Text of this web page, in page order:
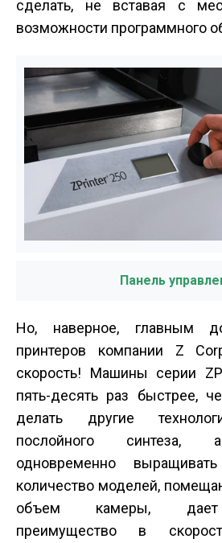
сделать, не вставая с
возможности программного
Панель
Но, наверное, главным
принтеров компании Z
скорость! Машины серии
пять-десять раз быстрее,
делать другие
послойного синтеза,
одновременно выращивать
количество моделей,
объем камеры, дает
преимущество в